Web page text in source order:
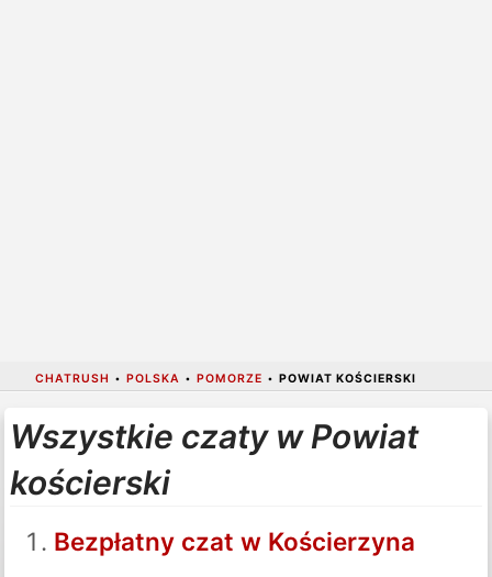
CHATRUSH • POLSKA • POMORZE • POWIAT KOŚCIERSKI
Wszystkie czaty w Powiat
kościerski
Bezpłatny czat w Kościerzyna